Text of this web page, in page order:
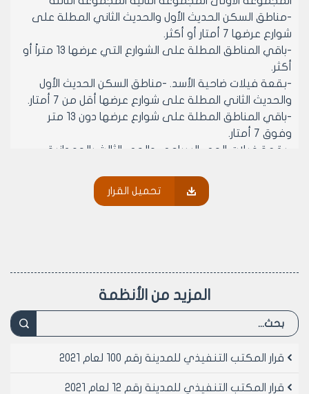
-مناطق السكن الحديث الأول والحديث الثاني المطلة على
شوارع عرضها 7 أمتار أو أكثر.
-باقي المناطق المطلة على الشوارع التي عرضها 13 متراً أو
أكثر.
-بقعة فيلات ضاحية الأسد. -مناطق السكن الحديث الأول
والحديث الثاني المطلة على شوارع عرضها أقل من 7 أمتار.
-باقي المناطق المطلة على شوارع عرضها دون 13 متر
وفوق 7 أمتار.
-بقعة فيلات الحي السياحي والحي الثالث بالحمدانية
-المناطق السكنية المتبقية بالحمدانية. -جميع المناطق
المطلة على شوارع عرضها 7 أمتار أو أقل عدا مناطق السكن
وتحدد الغرامة الواجب استيفاؤها من المخالف ب (2 ع).
المتر المربع من الأرض الذي يؤخذ أساساً لحساب رسوم
الترخيص بالبناء ويصدق من المكتب التنفيذي لمجلس
تحميل القرار
المزيد من الأنظمة
قرار المكتب التنفيذي للمدينة رقم 100 لعام 2021
قرار المكتب التنفيذي للمدينة رقم 12 لعام 2021